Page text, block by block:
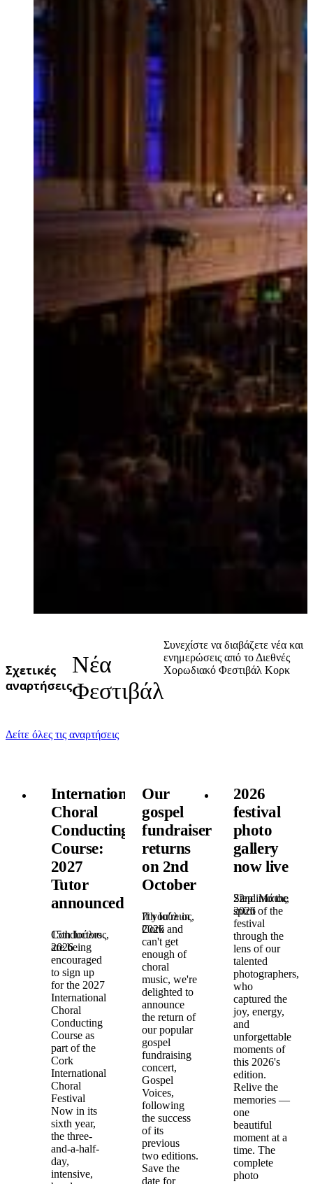
Σχετικές
αναρτήσεις
Νέα
Φεστιβάλ
Συνεχίστε να διαβάζετε νέα και
ενημερώσεις από το Διεθνές
Χορωδιακό Φεστιβάλ Κορκ
Δείτε όλες τις αναρτήσεις
International
Choral
Conducting
Course:
2027
Tutor
announced!
15th Ιούλιος,
2026
Conductors
are being
encouraged
to sign up
for the 2027
International
Choral
Conducting
Course as
part of the
Cork
International
Choral
Festival
Now in its
sixth year,
the three-
and-a-half-
day,
intensive,
Our
gospel
fundraiser
returns
on 2nd
October
7th Ιούλιος,
2026
If you're in
Cork and
can't get
enough of
choral
music, we're
delighted to
announce
the return of
our popular
gospel
fundraising
concert,
Gospel
Voices,
following
the success
of its
previous
two editions.
Save the
date for
2026
festival
photo
gallery
now live
22nd Μάιος,
2026
Step into the
spirit of the
festival
through the
lens of our
talented
photographers,
who
captured the
joy, energy,
and
unforgettable
moments of
this 2026's
edition.
Relive the
memories —
one
beautiful
moment at a
time. The
complete
photo